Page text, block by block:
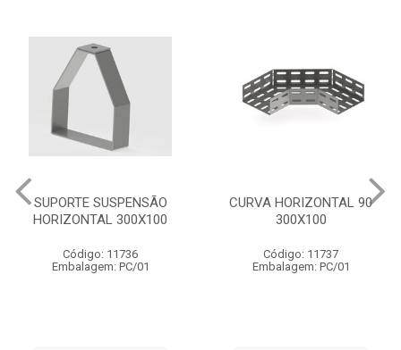
SUSPENSÃO
300X100
Código: 11736
PC/01
CURVA HORIZONTAL 90
Código: 11737
Embalagem: PC/01